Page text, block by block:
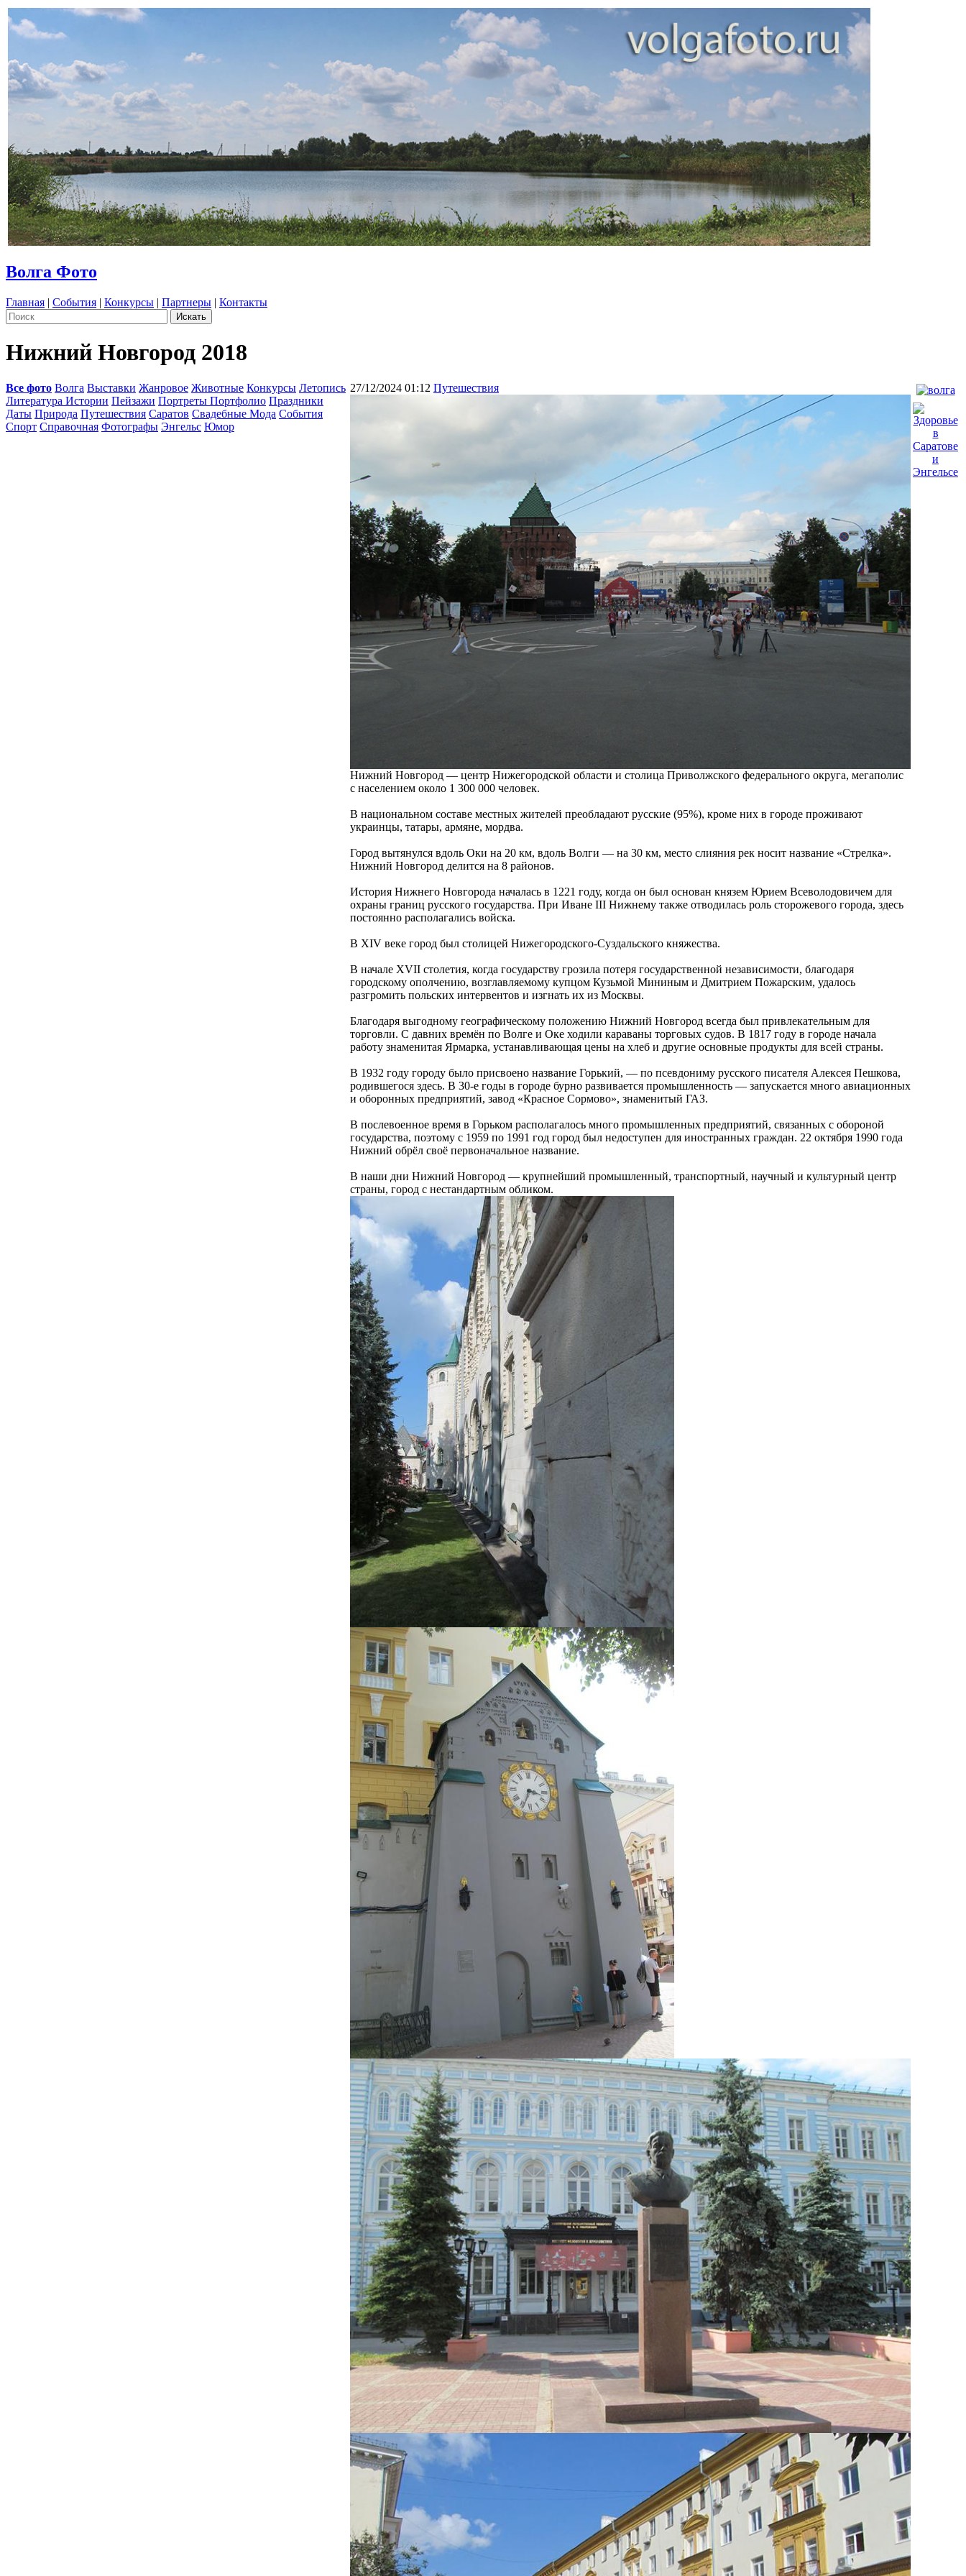
Волга Фото
Главная | События | Конкурсы | Партнеры | Контакты
Нижний Новгород 2018
Все фото Волга Выставки Жанровое Животные Конкурсы Летопись
Литература Истории Пейзажи Портреты Портфолио Праздники
Даты Природа Путешествия Саратов Свадебные Мода События
Спорт Справочная Фотографы Энгельс Юмор
27/12/2024 01:12 Путешествия
Нижний Новгород — центр Нижегородской области и столица Приволжского федерального округа, мегаполис
с населением около 1 300 000 человек.
В национальном составе местных жителей преобладают русские (95%), кроме них в городе проживают
украинцы, татары, армяне, мордва.
Город вытянулся вдоль Оки на 20 км, вдоль Волги — на 30 км, место слияния рек носит название «Стрелка».
Нижний Новгород делится на 8 районов.
История Нижнего Новгорода началась в 1221 году, когда он был основан князем Юрием Всеволодовичем для
охраны границ русского государства. При Иване III Нижнему также отводилась роль сторожевого города, здесь
постоянно располагались войска.
В XIV веке город был столицей Нижегородского-Суздальского княжества.
В начале XVII столетия, когда государству грозила потеря государственной независимости, благодаря
городскому ополчению, возглавляемому купцом Кузьмой Мининым и Дмитрием Пожарским, удалось
разгромить польских интервентов и изгнать их из Москвы.
Благодаря выгодному географическому положению Нижний Новгород всегда был привлекательным для
торговли. С давних времён по Волге и Оке ходили караваны торговых судов. В 1817 году в городе начала
работу знаменитая Ярмарка, устанавливающая цены на хлеб и другие основные продукты для всей страны.
В 1932 году городу было присвоено название Горький, — по псевдониму русского писателя Алексея Пешкова,
родившегося здесь. В 30-е годы в городе бурно развивается промышленность — запускается много авиационных
и оборонных предприятий, завод «Красное Сормово», знаменитый ГАЗ.
В послевоенное время в Горьком располагалось много промышленных предприятий, связанных с обороной
государства, поэтому с 1959 по 1991 год город был недоступен для иностранных граждан. 22 октября 1990 года
Нижний обрёл своё первоначальное название.
В наши дни Нижний Новгород — крупнейший промышленный, транспортный, научный и культурный центр
страны, город с нестандартным обликом.